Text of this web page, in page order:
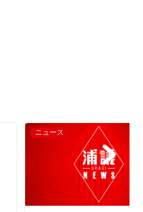
ニュース